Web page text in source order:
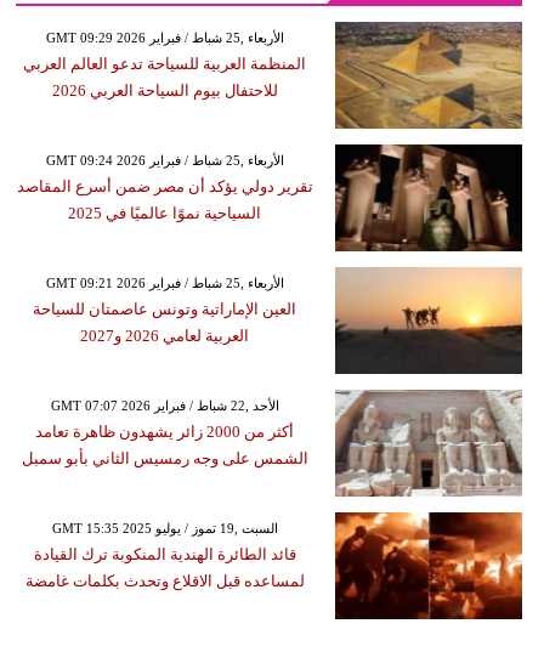
GMT 09:29 2026 الأربعاء ,25 شباط / فبراير
المنظمة العربية للسياحة تدعو العالم العربي
للاحتفال بيوم السياحة العربي 2026
GMT 09:24 2026 الأربعاء ,25 شباط / فبراير
تقرير دولي يؤكد أن مصر ضمن أسرع المقاصد
السياحية نموًا عالميًا في 2025
GMT 09:21 2026 الأربعاء ,25 شباط / فبراير
العين الإماراتية وتونس عاصمتان للسياحة
العربية لعامي 2026 و2027
GMT 07:07 2026 الأحد ,22 شباط / فبراير
أكثر من 2000 زائر يشهدون ظاهرة تعامد
الشمس على وجه رمسيس الثاني بأبو سمبل
GMT 15:35 2025 السبت ,19 تموز / يوليو
قائد الطائرة الهندية المنكوبة ترك القيادة
لمساعده قبل الاقلاع وتحدث بكلمات غامضة